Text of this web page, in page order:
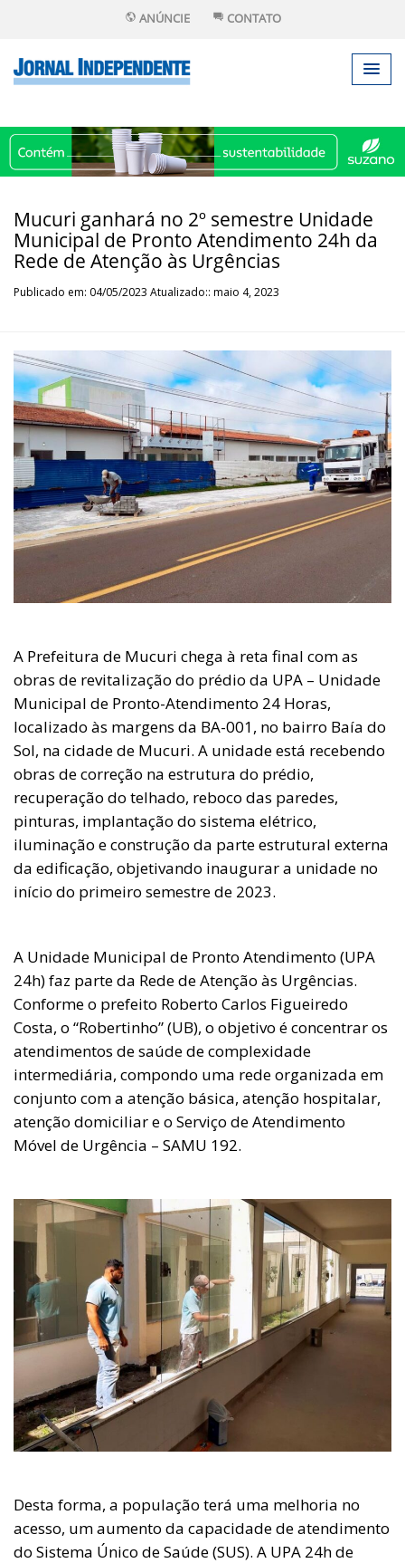
ANÚNCIE CONTATO
Mucuri ganhará no 2º semestre Unidade
Municipal de Pronto Atendimento 24h da
Rede de Atenção às Urgências
Publicado em: 04/05/2023 Atualizado:: maio 4, 2023
A Prefeitura de Mucuri chega à reta final com as
obras de revitalização do prédio da UPA – Unidade
Municipal de Pronto-Atendimento 24 Horas,
localizado às margens da BA-001, no bairro Baía do
Sol, na cidade de Mucuri. A unidade está recebendo
obras de correção na estrutura do prédio,
recuperação do telhado, reboco das paredes,
pinturas, implantação do sistema elétrico,
iluminação e construção da parte estrutural externa
da edificação, objetivando inaugurar a unidade no
início do primeiro semestre de 2023.
A Unidade Municipal de Pronto Atendimento (UPA
24h) faz parte da Rede de Atenção às Urgências.
Conforme o prefeito Roberto Carlos Figueiredo
Costa, o “Robertinho” (UB), o objetivo é concentrar os
atendimentos de saúde de complexidade
intermediária, compondo uma rede organizada em
conjunto com a atenção básica, atenção hospitalar,
atenção domiciliar e o Serviço de Atendimento
Móvel de Urgência – SAMU 192.
Desta forma, a população terá uma melhoria no
acesso, um aumento da capacidade de atendimento
do Sistema Único de Saúde (SUS). A UPA 24h de